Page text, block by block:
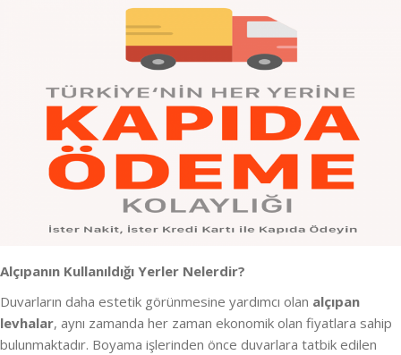
Alçıpanın Kullanıldığı Yerler Nelerdir?
Duvarların daha estetik görünmesine yardımcı olan alçıpan
levhalar, aynı zamanda her zaman ekonomik olan fiyatlara sahip
bulunmaktadır. Boyama işlerinden önce duvarlara tatbik edilen